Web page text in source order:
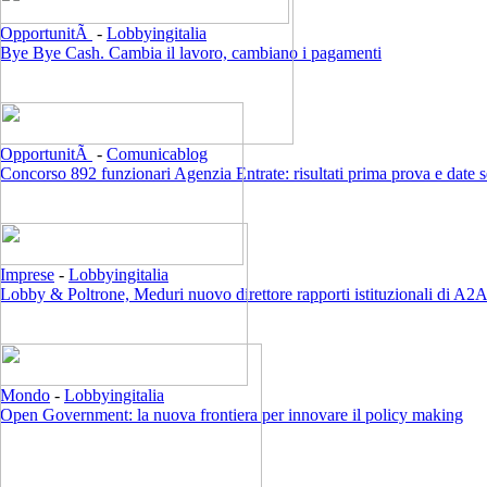
OpportunitÃ - Lobbyingitalia
Bye Bye Cash. Cambia il lavoro, cambiano i pagamenti
OpportunitÃ - Comunicablog
Concorso 892 funzionari Agenzia Entrate: risultati prima prova e date
Imprese - Lobbyingitalia
Lobby & Poltrone, Meduri nuovo direttore rapporti istituzionali di A2A
Mondo - Lobbyingitalia
Open Government: la nuova frontiera per innovare il policy making